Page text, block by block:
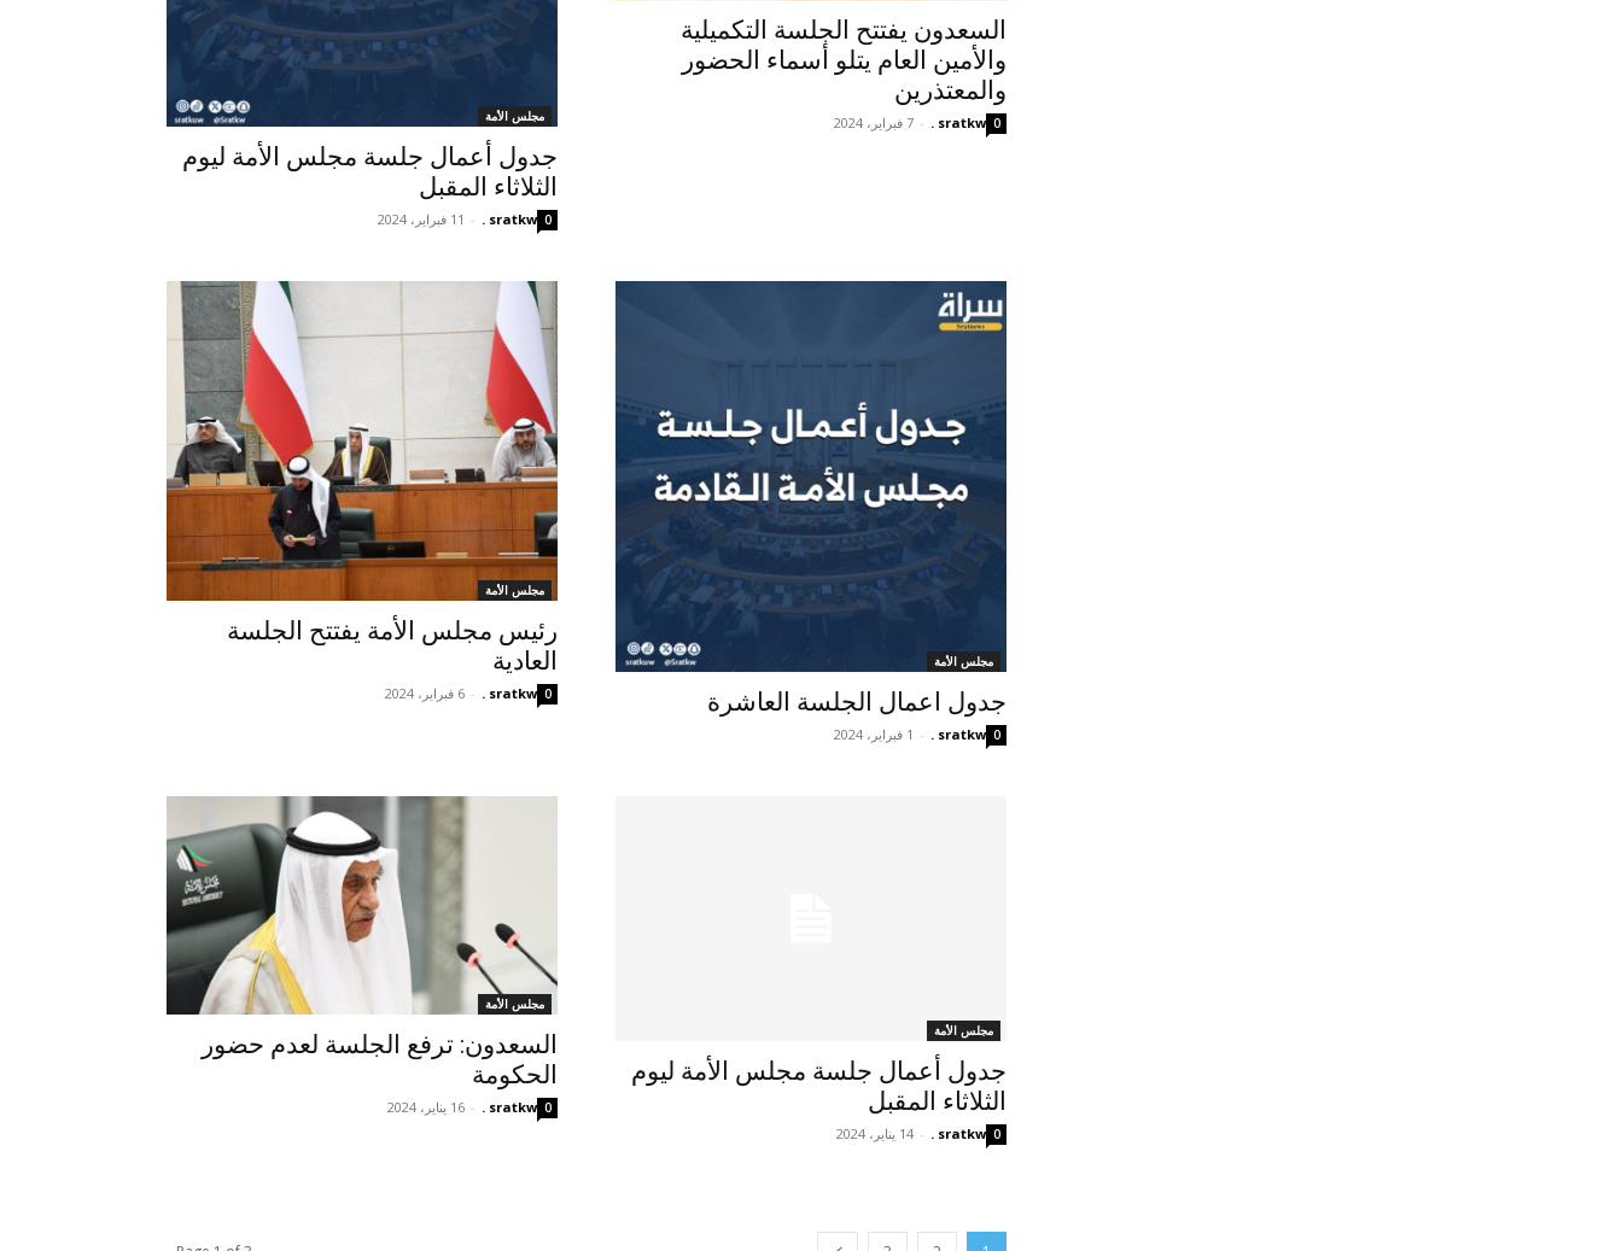
مجلس الأمة
جدول أعمال جلسة مجلس الأمة ليوم
الثلاثاء المقبل
sratkw .
- 11 فبراير، 2024 0
السعدون يفتتح الجلسة التكميلية
والأمين العام يتلو أسماء الحضور
والمعتذرين
sratkw .
- 7 فبراير، 2024 0
مجلس الأمة
رئيس مجلس الأمة يفتتح الجلسة
العادية
sratkw .
- 6 فبراير، 2024 0
مجلس الأمة
جدول اعمال الجلسة العاشرة
sratkw .
- 1 فبراير، 2024 0
مجلس الأمة
السعدون: ترفع الجلسة لعدم حضور
الحكومة
sratkw .
- 16 يناير، 2024 0
مجلس الأمة
جدول أعمال جلسة مجلس الأمة ليوم
الثلاثاء المقبل
sratkw .
- 14 يناير، 2024 0